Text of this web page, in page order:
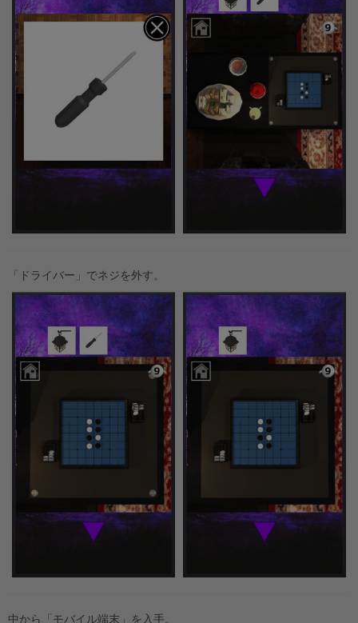
「ドライバー」でネジを外す。
中から「モバイル端末」を入手。